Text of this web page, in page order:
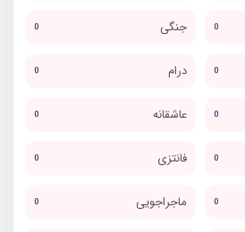
0 جنگی 0
0 درام 0
0 عاشقانه 0
0 فانتزی 0
0 ماجراجویی 0